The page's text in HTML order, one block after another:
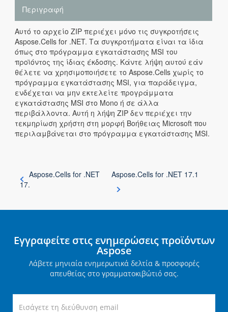
Περιγραφή
Αυτό το αρχείο ZIP περιέχει μόνο τις συγκροτήσεις
Aspose.Cells for .NET. Τα συγκροτήματα είναι τα ίδια
όπως στο πρόγραμμα εγκατάστασης MSI του
προϊόντος της ίδιας έκδοσης. Κάντε λήψη αυτού εάν
θέλετε να χρησιμοποιήσετε το Aspose.Cells χωρίς το
πρόγραμμα εγκατάστασης MSI, για παράδειγμα,
ενδέχεται να μην εκτελείτε προγράμματα
εγκατάστασης MSI στο Mono ή σε άλλα
περιβάλλοντα. Αυτή η λήψη ZIP δεν περιέχει την
τεκμηρίωση χρήστη στη μορφή Βοήθειας Microsoft που
περιλαμβάνεται στο πρόγραμμα εγκατάστασης MSI.
Aspose.Cells for .NET
17.
Aspose.Cells for .NET 17.1
Εγγραφείτε στις ενημερώσεις προϊόντων
Aspose
Λάβετε μηνιαία ενημερωτικά δελτία & προσφορές
απευθείας στο γραμματοκιβώτιό σας.